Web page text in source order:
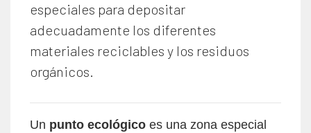
especiales para depositar
adecuadamente los diferentes
materiales reciclables y los residuos
orgánicos.
Un punto ecológico es una zona especial